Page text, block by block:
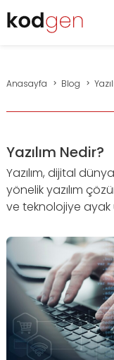
Anasayfa Blog
Yazılım Nedir?
Yazılım, dijital
yönelik yazılım
ve teknolojiye ayak